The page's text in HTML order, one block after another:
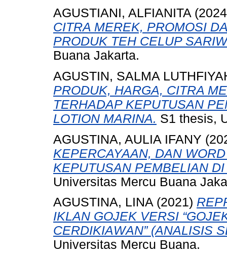
AGUSTIANI, ALFIANITA
CITRA MEREK, PROMOSI
PRODUK TEH CELUP
Buana Jakarta.
AGUSTIN, SALMA
PRODUK, HARGA, CITRA
TERHADAP KEPUTUSAN
LOTION MARINA. S1 thesis,
AGUSTINA, AULIA IFANY
KEPERCAYAAN, DAN
KEPUTUSAN PEMBELIAN
Universitas Mercu Buana
AGUSTINA, LINA(2021)
IKLAN GOJEK VERSI
CERDIKIAWAN” (ANALISIS
Universitas Mercu Buana.